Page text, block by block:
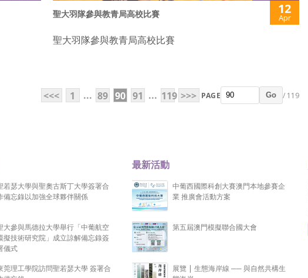
學術
林活動
聖大羽隊參與教青局高校比賽 12
Apr
聖大羽隊參與教青局高校比賽
<<< 1 ... 89 90 91 ... 119 >>> PAGE Go / 119
若瑟大學與聖奧古斯丁大學簽署合
備忘錄以加強全球夥伴關係
大參與馬德拉大學舉行「中葡航空
擬技術研究院」成立諒解備忘錄簽
儀式
莞理工學院訪問聖若瑟大學 簽署合
最新活動
中葡西國際科創大賽澳門本地參賽企
業 推廣會活動方案
第五屆澳門模擬聯合國大會
展覽 | 生態海岸線 ── 與自然共構生